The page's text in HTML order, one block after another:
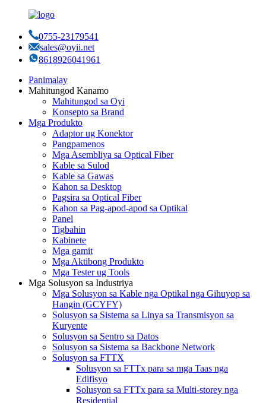
0755-23179541
sales@oyii.net
8618926041961
Panimalay
Mahitungod Kanamo
Mahitungod sa Oyi
Konsepto sa Brand
Mga Produkto
Adaptor ug Konektor
Pangpamenos
Mga Asembliya sa Optical Fiber
Kable sa Sulod
Kable sa Gawas
Kahon sa Desktop
Pagsira sa Optical Fiber
Kahon sa Pag-apod-apod sa Optikal
Panel
Tigbahin
Kabinete
Mga gamit
Mga Aktibong Produkto
Mga Tester ug Tools
Mga Solusyon sa Industriya
Mga Solusyon sa Kable nga Optikal nga Gihuyop sa
Hangin (GCYFY)
Solusyon sa Sistema sa Linya sa Transmisyon sa
Kuryente
Solusyon sa Sentro sa Datos
Solusyon sa Sistema sa Backbone Network
Solusyon sa FTTX
Solusyon sa FTTx para sa mga Taas nga
Edifisyo
Solusyon sa FTTx para sa Multi-storey nga
Residential